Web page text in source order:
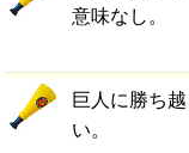
意味なし。
巨人に勝ち
い。